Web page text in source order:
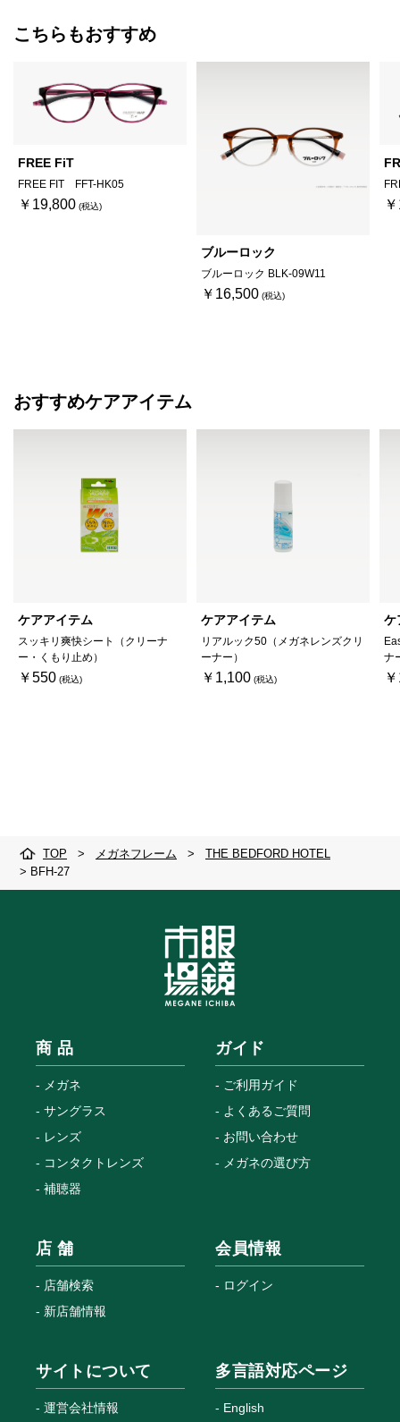
こちらもおすすめ
FREE FiT
FREE FIT FFT-HK05
￥19,800
ブルーロック
ブルーロック BLK-09W11
￥16,500
おすすめケアアイテム
ケアアイテム
スッキリ爽快シート（クリーナ
ー・くもり止め）
￥550
ケアアイテム
リアルック50（メガネレンズクリ
ーナー）
￥1,100
ケ
ナ
TOP > メガネフレーム >
THE BEDFORD HOTEL
> BFH-27
商 品
メガネ
サングラス
レンズ
コンタクトレンズ
補聴器
ガイド
ご利用ガイド
よくあるご質問
お問い合わせ
メガネの選び方
店 舗
店舗検索
新店舗情報
会員情報
ログイン
サイトについて
運営会社情報
多言語対応ページ
English